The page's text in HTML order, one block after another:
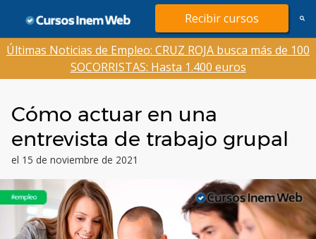
contenido
Recibir cursos
Últimas Noticias de Empleo: CRUZ ROJA busca más de 100
SOCORRISTAS: Hasta 1.400 euros
Cómo actuar en una
entrevista de trabajo grupal
el 15 de noviembre de 2021